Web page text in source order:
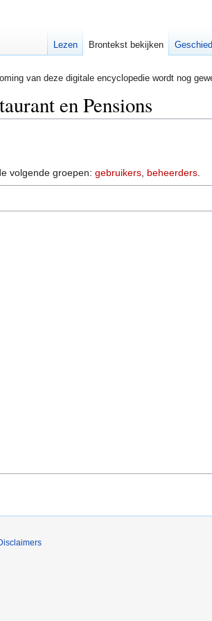
van deze digitale encyclopedie wordt nog
en Pensions
volgende groepen: gebruikers, beheerders.
Lezen Brontekst bekijken